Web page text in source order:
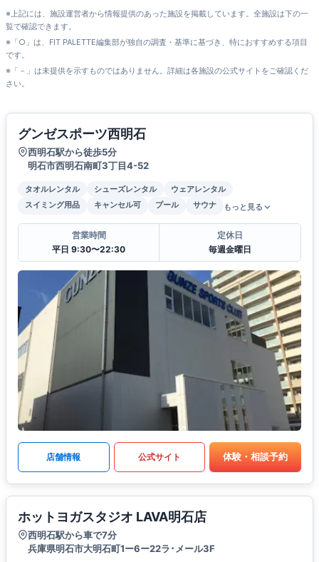
※上記には、施設運営者から情報提供のあった施設を掲載しています。全施設は下の一
覧で確認できます。
※「○」は、FIT PALETTE編集部が独自の調査・基準に基づき、特におすすめする項目
です。
※「－」は未提供を示すものではありません。詳細は各施設の公式サイトをご確認くだ
さい。
グンゼスポーツ西明石
西明石駅から徒歩5分
明石市西明石南町3丁目4-52
タオルレンタル シューズレンタル
ウェアレンタル
スイミング用品
キャンセル可 プール サウナ もっと見る
営業時間
平日 9:30〜22:30
定休日
毎週金曜日
店舗情報 公式サイト 体験・相談予約
ホットヨガスタジオ LAVA明石店
西明石駅から車で7分
兵庫県明石市大明石町1ー6ー22ラ･メール3F